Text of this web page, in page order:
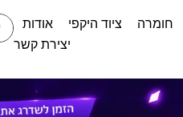
חומרה ציוד היקפי
אודות
יצירת קשר